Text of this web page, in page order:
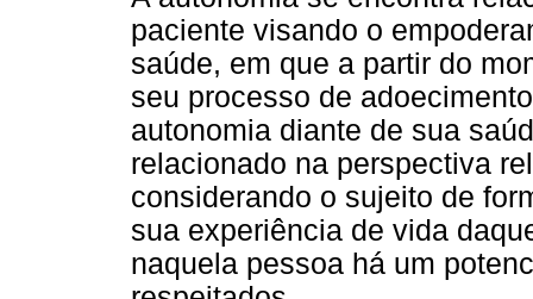
paciente visando o
saúde, em que a partir do
seu processo de
autonomia diante de sua
relacionado na perspectiva
considerando o sujeito de
sua experiência de vida
naquela pessoa há um